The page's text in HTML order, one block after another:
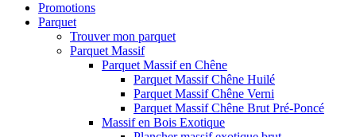
Promotions
Parquet
Trouver mon parquet
Parquet Massif
Parquet Massif en Chêne
Parquet Massif Chêne Huilé
Parquet Massif Chêne Verni
Parquet Massif Chêne Brut Pré-Poncé
Massif en Bois Exotique